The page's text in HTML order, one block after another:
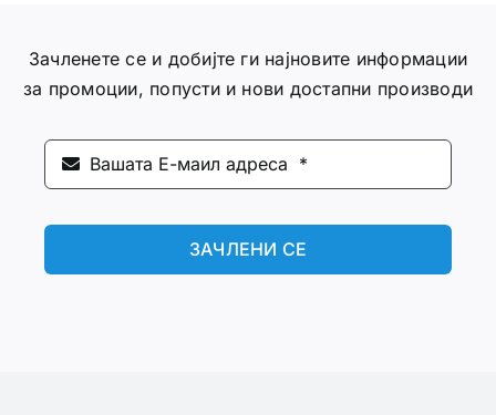
Зачленете се и добијте ги најновите информации
за промоции, попусти и нови достапни производи
ЗАЧЛЕНИ СЕ